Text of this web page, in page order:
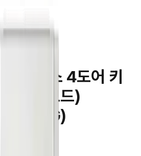
플러스 4도어 키
정온 모드)